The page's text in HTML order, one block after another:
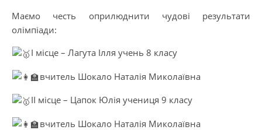
Маємо честь оприлюднити чудові результати
олімпіади:
І місце – Лагута Ілля учень 8 класу
вчитель Шокало Наталія Миколаївна
ІІ місце – Цапок Юлія учениця 9 класу
вчитель Шокало Наталія Миколаївна